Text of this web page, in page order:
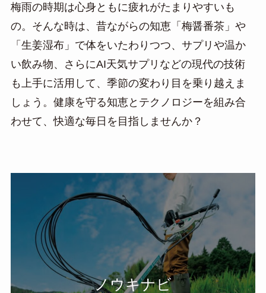
梅雨の時期は心身ともに疲れがたまりやすいも
の。そんな時は、昔ながらの知恵「梅醤番茶」や
「生姜湿布」で体をいたわりつつ、サプリや温か
い飲み物、さらにAI天気サプリなどの現代の技術
も上手に活用して、季節の変わり目を乗り越えま
しょう。健康を守る知恵とテクノロジーを組み合
わせて、快適な毎日を目指しませんか？
ノウキナビ